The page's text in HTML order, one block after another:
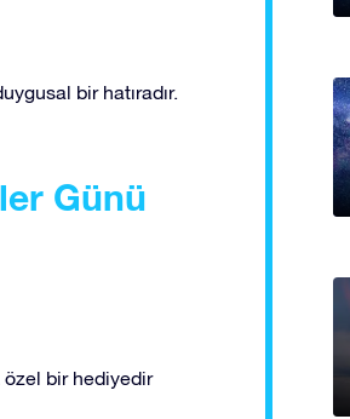
bir hatıradır.
Günü
özel bir hediyedir